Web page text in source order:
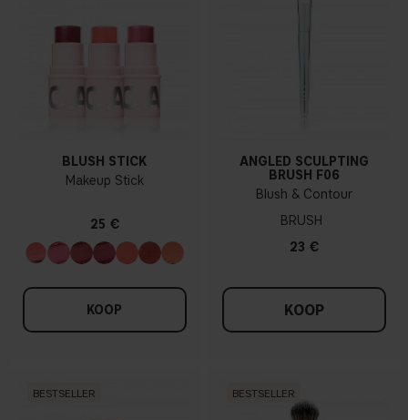
BLUSH STICK
Makeup Stick
25 €
KOOP
ANGLED SCULPTING
BRUSH F06
Blush & Contour
BRUSH
23 €
KOOP
BESTSELLER BESTSELLER